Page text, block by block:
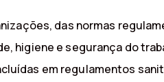
das normas
higiene e segurança do
em regulamentos